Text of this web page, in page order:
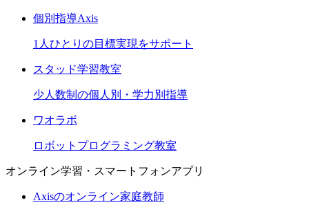
個別指導Axis
1人ひとりの目標実現をサポート
スタッド学習教室
少人数制の個人別・学力別指導
ワオラボ
ロボットプログラミング教室
オンライン学習・スマートフォンアプリ
Axisのオンライン家庭教師